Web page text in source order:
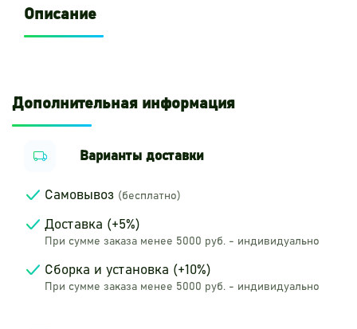
Описание
Дополнительная информация
Варианты доставки
Самовывоз (бесплатно)
Доставка (+5%)
При сумме заказа менее 5000 руб. - индивидуально
Сборка и установка (+10%)
При сумме заказа менее 5000 руб. - индивидуально